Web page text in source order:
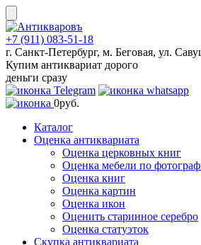
Skip
to
content
+7 (911) 083-51-18
г. Санкт-Петербург, м. Беговая, ул.
Купим антиквариат дорого
деньги сразу
0руб.
Каталог
Оценка антиквариата
Оценка церковных книг
Оценка мебели по
Оценка книг
Оценка картин
Оценка икон
Оценить старинное серебро
Оценка статуэток
Скупка антиквариата